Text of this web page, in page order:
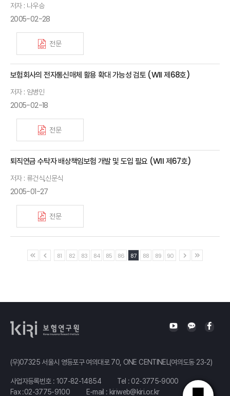
저자 : 나우승
2005-02-28
전문
보험회사의 전자통신매체 활용 확대 가능성 검토 (WII 제68호)
저자 : 임병인
2005-02-18
전문
퇴직연금 수탁자 배상책임보험 개발 및 도입 필요 (WII 제67호)
저자 : 류건식,신문식
2005-01-27
전문
81 82 83 84 85 86 87 88 89 90
(우)07325 서울시 영등포구 여의대로 70, ONE CENTINEL(여의도동 23-2)
사업자등록번호 : 107-82-14854 Tel : 02-3775-9000
Fax :02-3775-9100
E-mail : kiriweb@kiri.or.kr